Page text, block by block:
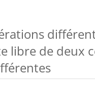
libre de deux